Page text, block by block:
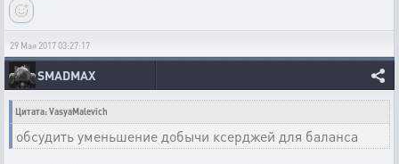
29 Мая 2017 03:27:17
SMADMAX
Цитата: VasyaMalevich
обсудить уменьшение добычи ксерджей для баланса